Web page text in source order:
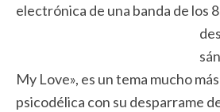
electrónica de una banda de los 8
My Love», es un tema mucho
psicodélica con su desparrame